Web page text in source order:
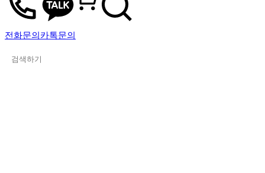
전화문의카톡문의